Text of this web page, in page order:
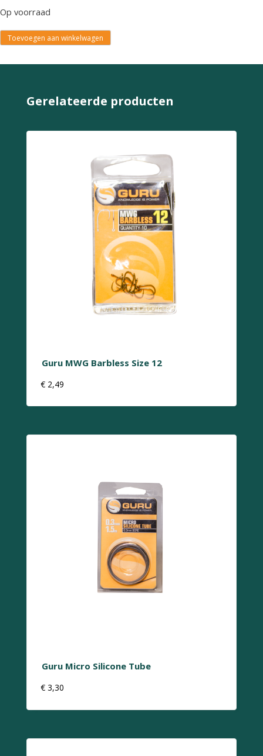
Op voorraad
Toevoegen aan winkelwagen
Gerelateerde producten
Guru MWG Barbless Size 12
€ 2,49
Guru Micro Silicone Tube
€ 3,30